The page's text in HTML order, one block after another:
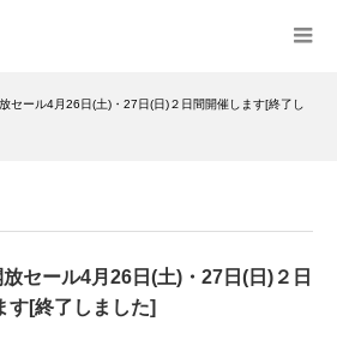
セール4月26日(土)・27日(日)２日間開催します[終了し
セール4月26日(土)・27日(日)２日
す[終了しました]